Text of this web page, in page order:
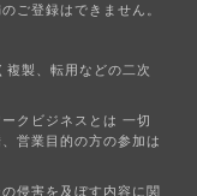
ご登録はできません。
製、転用などの二次
クビジネスとは 一切
営業目的の方の参加は
侵害を及ぼす内容に関